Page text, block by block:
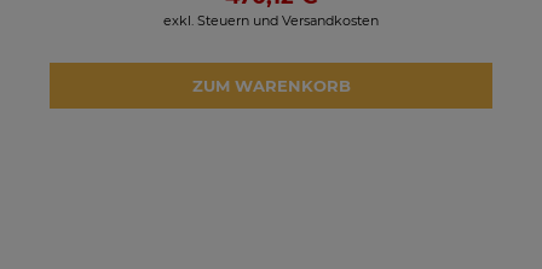
exkl. Steuern und Versandkosten
ZUM WARENKORB